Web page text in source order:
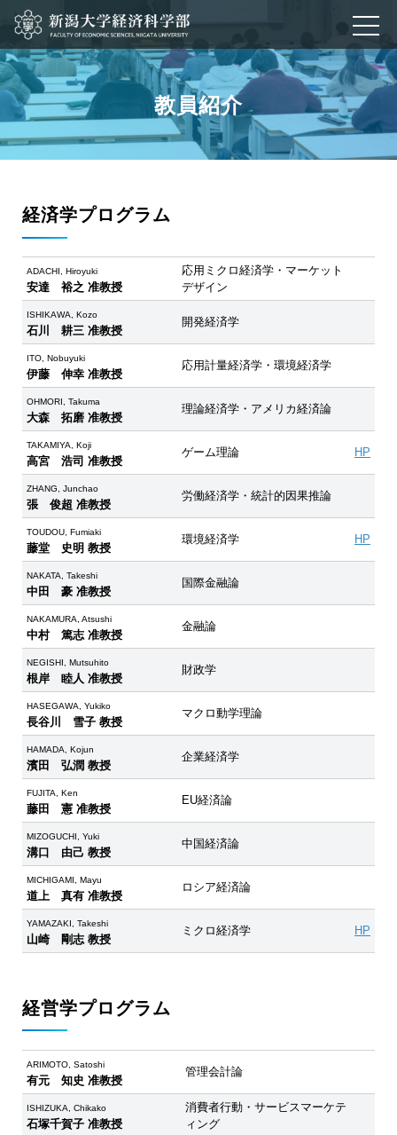
教員紹介
経済学プログラム
ADACHI, Hiroyuki
安達 裕之 准教授
応用ミクロ経済学・マーケット
デザイン
ISHIKAWA, Kozo
石川 耕三 准教授
開発経済学
ITO, Nobuyuki
伊藤 伸幸 准教授
応用計量経済学・環境経済学
OHMORI, Takuma
大森 拓磨 准教授
理論経済学・アメリカ経済論
TAKAMIYA, Koji
高宮 浩司 准教授
ゲーム理論 HP
ZHANG, Junchao
張 俊超 准教授
労働経済学・統計的因果推論
TOUDOU, Fumiaki
藤堂 史明 教授
環境経済学 HP
NAKATA, Takeshi
中田 豪 准教授
国際金融論
NAKAMURA, Atsushi
中村 篤志 准教授
金融論
NEGISHI, Mutsuhito
根岸 睦人 准教授
財政学
HASEGAWA, Yukiko
長谷川 雪子 教授
マクロ動学理論
HAMADA, Kojun
濱田 弘潤 教授
企業経済学
FUJITA, Ken
藤田 憲 准教授
EU経済論
MIZOGUCHI, Yuki
溝口 由己 教授
中国経済論
MICHIGAMI, Mayu
道上 真有 准教授
ロシア経済論
YAMAZAKI, Takeshi
山崎 剛志 教授
ミクロ経済学 HP
経営学プログラム
ARIMOTO, Satoshi
有元 知史 准教授
管理会計論
ISHIZUKA, Chikako
石塚千賀子 准教授
消費者行動・サービスマーケテ
ィング